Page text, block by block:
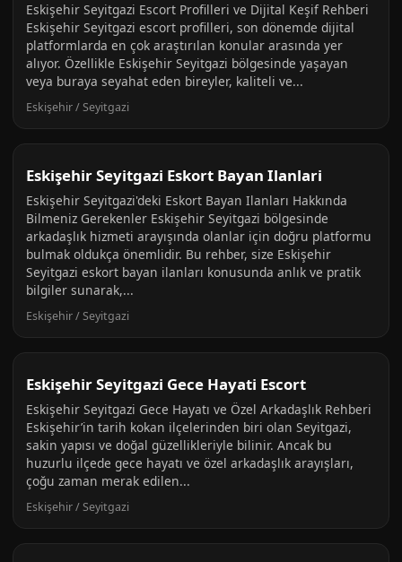
Eskişehir Seyitgazi Escort Profilleri ve Dijital Keşif Rehberi
Eskişehir Seyitgazi escort profilleri, son dönemde dijital
platformlarda en çok araştırılan konular arasında yer
alıyor. Özellikle Eskişehir Seyitgazi bölgesinde yaşayan
veya buraya seyahat eden bireyler, kaliteli ve...
Eskişehir / Seyitgazi
Eskişehir Seyitgazi Eskort Bayan Ilanlari
Eskişehir Seyitgazi'deki Eskort Bayan Ilanları Hakkında
Bilmeniz Gerekenler Eskişehir Seyitgazi bölgesinde
arkadaşlık hizmeti arayışında olanlar için doğru platformu
bulmak oldukça önemlidir. Bu rehber, size Eskişehir
Seyitgazi eskort bayan ilanları konusunda anlık ve pratik
bilgiler sunarak,...
Eskişehir / Seyitgazi
Eskişehir Seyitgazi Gece Hayati Escort
Eskişehir Seyitgazi Gece Hayatı ve Özel Arkadaşlık Rehberi
Eskişehir’in tarih kokan ilçelerinden biri olan Seyitgazi,
sakin yapısı ve doğal güzellikleriyle bilinir. Ancak bu
huzurlu ilçede gece hayatı ve özel arkadaşlık arayışları,
çoğu zaman merak edilen...
Eskişehir / Seyitgazi